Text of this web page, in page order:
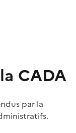
CADA
par la